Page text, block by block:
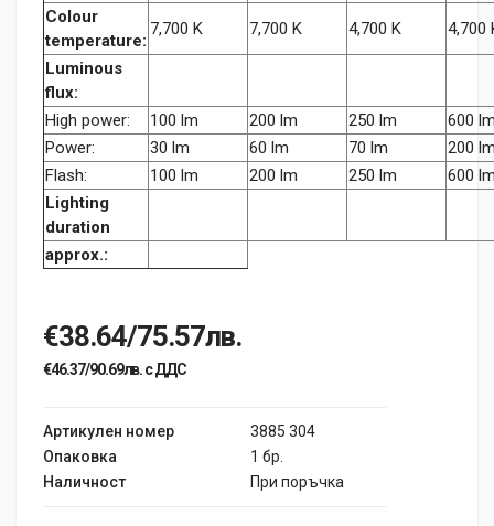
Colour
temperature:
7,700 K 7,700 K 4,700 K
4,700
Luminous
flux:
High power:
100 lm 200 lm 250 lm
600
Power:
30 lm 60 lm 70 lm
200
Flash:
100 lm 200 lm 250 lm
600
Lighting
duration
approx.:
€38.64/75.57лв.
€46.37/90.69лв. с ДДС
Артикулен номер
3885 304
Опаковка
1 бр.
Наличност
При поръчка